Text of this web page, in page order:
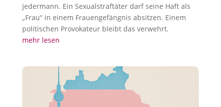
jedermann. Ein Sexualstraftäter darf seine Haft als
„Frau“ in einem Frauengefängnis absitzen. Einem
politischen Provokateur bleibt das verwehrt.
mehr lesen